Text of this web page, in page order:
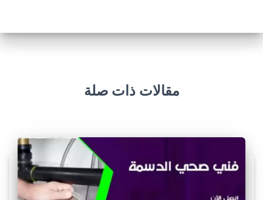
مقالات ذات صلة